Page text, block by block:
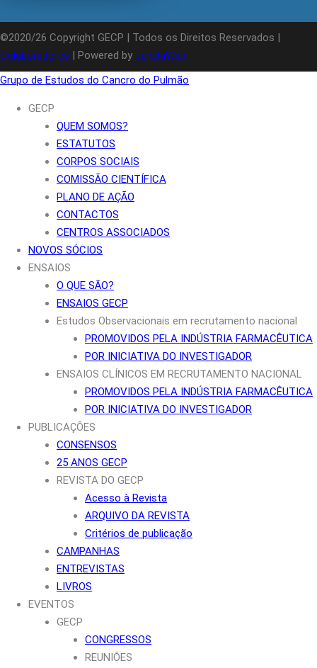
©2020/26 Copyright GECP | Todos os Direitos Reservados |
Colaboradores | Powered by JanelaWeb
Grupo de Estudos do Cancro do Pulmão
GECP
QUEM SOMOS?
ESTATUTOS
CORPOS SOCIAIS
COMISSÃO CIENTÍFICA
PLANO DE AÇÃO
CONTACTOS
CENTROS ASSOCIADOS
NOVOS SÓCIOS
ENSAIOS
O QUE SÃO?
ENSAIOS GECP
Estudos Observacionais em recrutamento nacional
PROMOVIDOS PELA INDÚSTRIA FARMACÊUTICA
POR INICIATIVA DO INVESTIGADOR
ENSAIOS CLÍNICOS EM RECRUTAMENTO NACIONAL
PROMOVIDOS PELA INDÚSTRIA FARMACÊUTICA
POR INICIATIVA DO INVESTIGADOR
PUBLICAÇÕES
CONSENSOS
25 ANOS GECP
REVISTA DO GECP
Acesso à Revista
ARQUIVO DA REVISTA
Critérios de publicação
CAMPANHAS
ENTREVISTAS
LIVROS
EVENTOS
GECP
CONGRESSOS
REUNIÕES